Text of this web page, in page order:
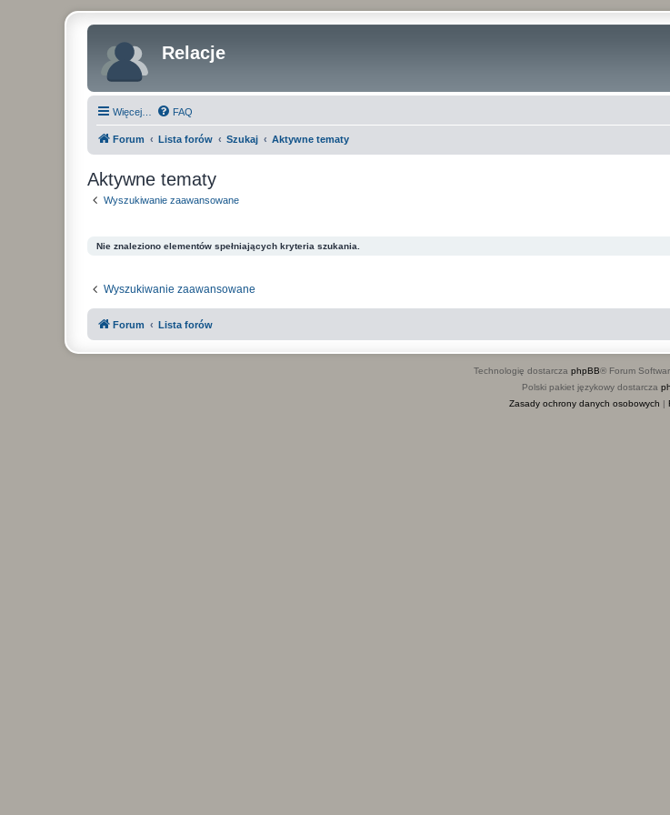
Relacje
Więcej… FAQ
Forum Lista forów Szukaj Aktywne tematy
Aktywne tematy
Wyszukiwanie zaawansowane
Nie znaleziono elementów spełniających kryteria szukania.
Wyszukiwanie zaawansowane
Forum Lista forów
Technologię dostarcza phpBB® Forum
Polski pakiet językowy dostarcza
Zasady ochrony danych osobowych |